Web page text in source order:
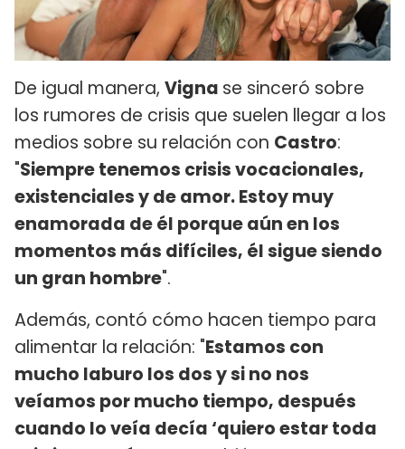
De igual manera, Vigna se sinceró sobre
los rumores de crisis que suelen llegar a los
medios sobre su relación con Castro:
"Siempre tenemos crisis vocacionales,
existenciales y de amor. Estoy muy
enamorada de él porque aún en los
momentos más difíciles, él sigue siendo
un gran hombre".
Además, contó cómo hacen tiempo para
alimentar la relación: "Estamos con
mucho laburo los dos y si no nos
veíamos por mucho tiempo, después
cuando lo veía decía ‘quiero estar toda